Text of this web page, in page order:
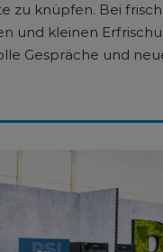
zu knüpfen. Bei
und kleinen
Gespräche und